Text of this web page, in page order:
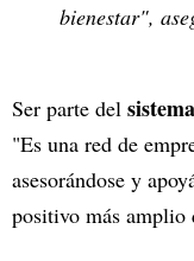
bienestar",
Ser parte del
"Es una red de
asesorándose y
positivo más amplio